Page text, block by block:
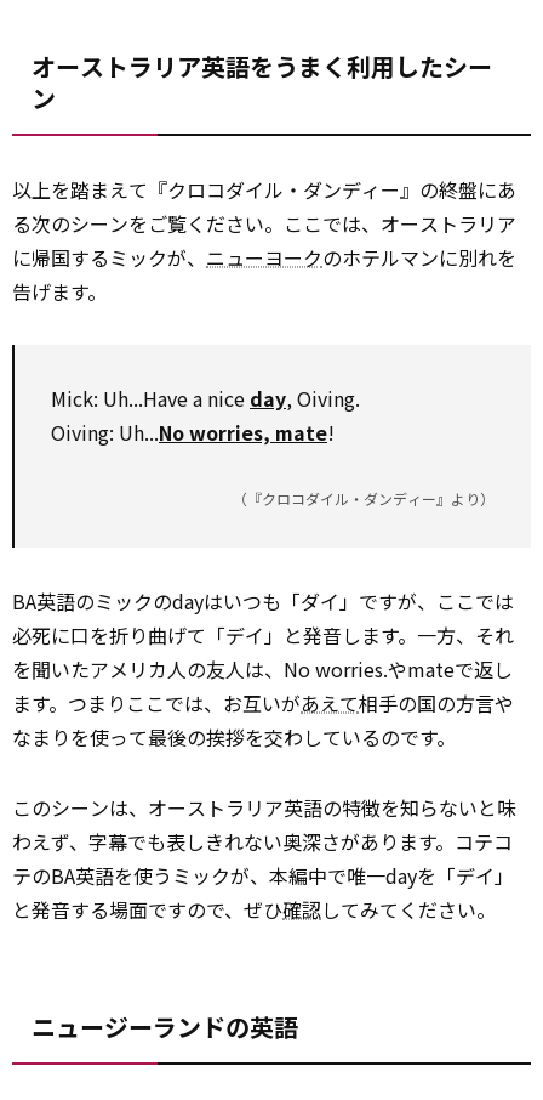
オーストラリア英語をうまく利用したシー
ン
以上を踏まえて『クロコダイル・ダンディー』の終盤にあ
る次のシーンをご覧ください。ここでは、オーストラリア
に帰国するミックが、 ニューヨークのホテルマンに別れを
告げます。
Mick: Uh...Have a nice day, Oiving.
Oiving: Uh...No worries, mate!
（『クロコダイル・ダンディー』より）
BA英語のミックのdayはいつも「ダイ」ですが、ここでは
必死に口を折り曲げて「デイ」と発音します。一方、それ
を聞いたアメリカ人の友人は、No worries.やmateで返し
ます。つまりここでは、お互いがあえて相手の国の方言や
なまりを使って最後の挨拶を交わしているのです。
このシーンは、オーストラリア英語の特徴を知らないと味
わえず、字幕でも表しきれない奥深さがあります。コテコ
テのBA英語を使うミックが、本編中で唯一dayを「デイ」
と発音する場面ですので、ぜひ確認してみてください。
ニュージーランドの英語